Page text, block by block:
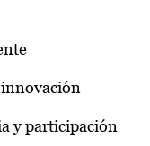
y participación